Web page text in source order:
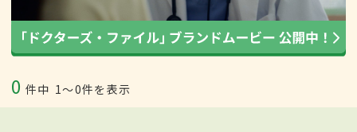
0 件中 1〜0件を表示